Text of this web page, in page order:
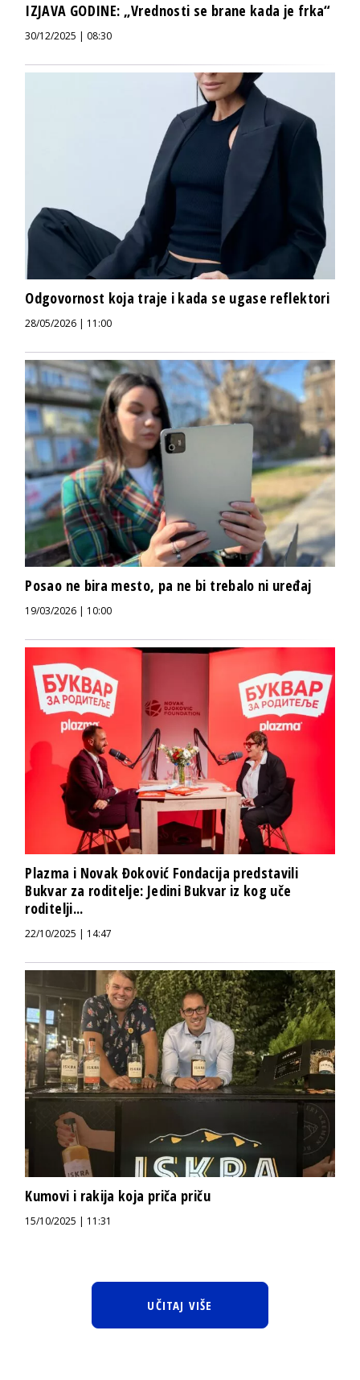
IZJAVA GODINE: „Vrednosti se brane kada je frka“
30/12/2025 | 08:30
Odgovornost koja traje i kada se ugase reflektori
28/05/2026 | 11:00
Posao ne bira mesto, pa ne bi trebalo ni uređaj
19/03/2026 | 10:00
Plazma i Novak Đoković Fondacija predstavili
Bukvar za roditelje: Jedini Bukvar iz kog uče
roditelji...
22/10/2025 | 14:47
Kumovi i rakija koja priča priču
15/10/2025 | 11:31
UČITAJ VIŠE